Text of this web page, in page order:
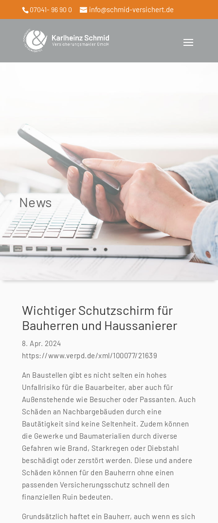
07041- 96 90 0 info@schmid-versichert.de
News
Wichtiger Schutzschirm für
Bauherren und Haussanierer
8. Apr. 2024
https://www.verpd.de/xml/100077/21639
An Baustellen gibt es nicht selten ein hohes
Unfallrisiko für die Bauarbeiter, aber auch für
Außenstehende wie Besucher oder Passanten. Auch
Schäden an Nachbargebäuden durch eine
Bautätigkeit sind keine Seltenheit. Zudem können
die Gewerke und Baumaterialien durch diverse
Gefahren wie Brand, Starkregen oder Diebstahl
beschädigt oder zerstört werden. Diese und andere
Schäden können für den Bauherrn ohne einen
passenden Versicherungsschutz schnell den
finanziellen Ruin bedeuten.
Grundsätzlich haftet ein Bauherr, auch wenn es sich